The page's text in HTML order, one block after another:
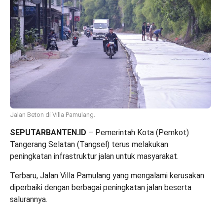
Jalan Beton di Villa Pamulang.
SEPUTARBANTEN.ID – Pemerintah Kota (Pemkot)
Tangerang Selatan (Tangsel) terus melakukan
peningkatan infrastruktur jalan untuk masyarakat.
Terbaru, Jalan Villa Pamulang yang mengalami kerusakan
diperbaiki dengan berbagai peningkatan jalan beserta
salurannya.